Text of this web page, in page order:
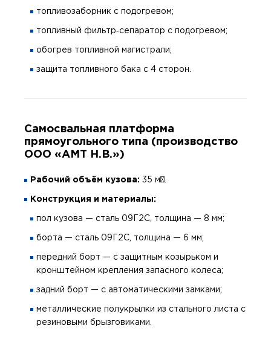
топливозаборник с подогревом;
топливный фильтр‑сепаратор с подогревом;
обогрев топливной магистрали;
защита топливного бака с 4 сторон.
Самосвальная платформа
прямоугольного типа (производство
ООО «АМТ Н.В.»)
Рабочий объём кузова: 35 м³.
Конструкция и материалы:
пол кузова — сталь 09Г2С, толщина — 8 мм;
борта — сталь 09Г2С, толщина — 6 мм;
передний борт — с защитным козырьком и
кронштейном крепления запасного колеса;
задний борт — с автоматическими замками;
металлические полукрылки из стального листа с
резиновыми брызговиками.